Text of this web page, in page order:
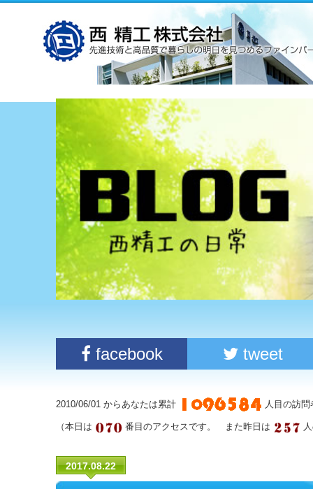
facebook tweet
2010/06/01 からあなたは累計 人目の訪
（本日は 番目のアクセスです。 また昨日は
2017.08.22